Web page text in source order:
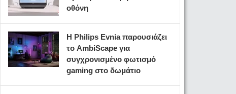
οθόνη
Η Philips Evnia παρουσιάζει
το AmbiScape για
συγχρονισμένο φωτισμό
gaming στο δωμάτιο